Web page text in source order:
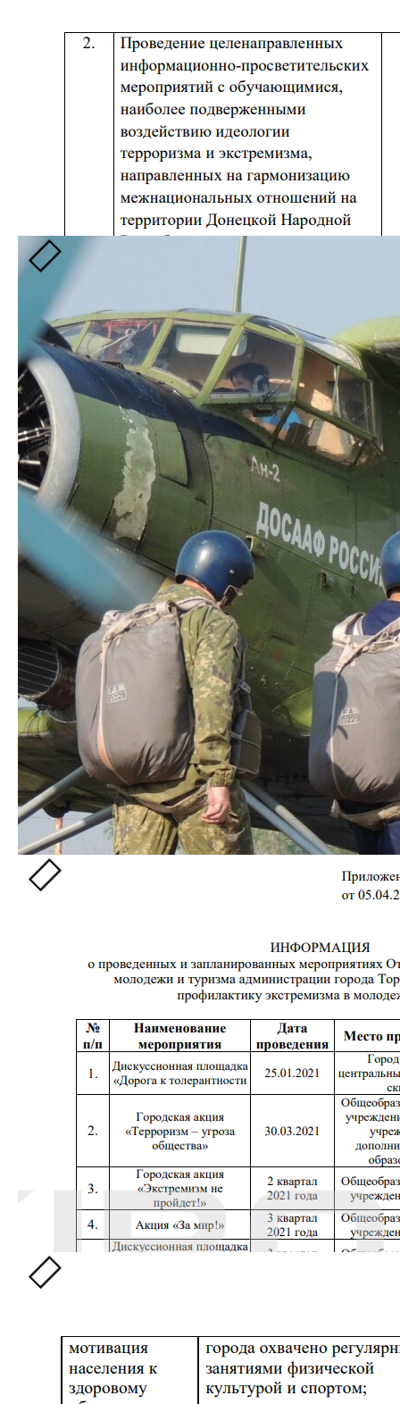
«міжнародний договір-угоду про співпрацю» з
Ростовським авіаційно-спортивним клубом
добровільного товариства сприяння армії, авіації та
флоту Росії. Угода, зокрема, спрямована на
«патріотичне виховання молоді». За вересень-
жовтень 2021 року російський заклад двічі
запрошував єнакіївських вихованців до аеродрому
в Ростовській області.
Вчергове «просвітницьке» спрямування
прослідковується в освітньому процесі,
запровадженому окупантами в Чистяковому
(раніше Торез). «Адміністрація» міста у «звіті з
реалізації республіканської програми патріотичного
виховання громадян» надала перелік проведених
заходів. Серед них «Уроки мужності» від
військовозобов’язаних, дискусії «Дорога до
толерантності», спрямовані на «формування
державної ідентичності молодих громадян,
профілактику протиправних дій, етнічного і
релігійно-політичного екстремізму в молодіжній
галузі», воєнно-патріотичні заходи «Захисник
батьківщини», «почесні» караули, координаційна
рада з питань «патріотичного виховання» містян
Чистякового тощо.
«Адміністрація» склала окремий звіт із заходів,
присвячених саме протидії екстремізму. Серед них
9 акцій, на кшталт, «Екстремізм не пройде!» та «Три
кольори республіки».
освіти» більше ілюзорна, ніж реальна. У 2019 році
«адміністрація» Чистякового зверталася до
«міністерства» через «все ті самі проблемні
питання», як зазначено у документі. Дитячо-юнацька
школа населеного пункту потребувала капітального
До негараздів за 2021 рік «керівництво» міста
додало низький рівень забезпечення спортивним
інвентарем і потребу капітальних ремонтів
навчальних закладів, недостатню мотивацію серед
молоді тощо.
повідомлення про закриття спортивно-атлетичного
клубу «Юність» у Чистяковому. Тренер закладу,
який організовував його роботу понад 30 років,